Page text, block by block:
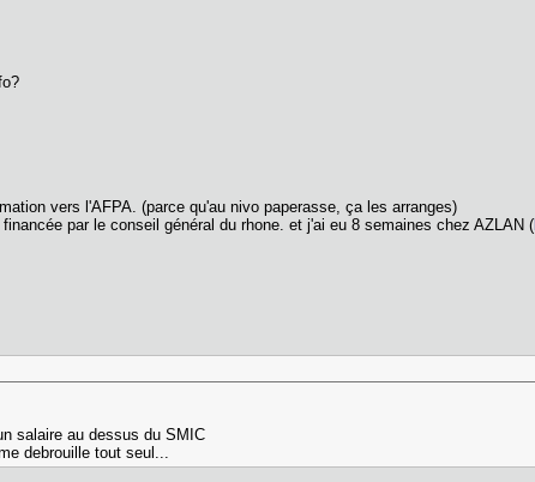
vers l'AFPA. (parce qu'au nivo paperasse, ça les arranges)
par le conseil général du rhone. et j'ai eu 8 semaines chez AZLAN (
salaire au dessus du SMIC
debrouille tout seul...